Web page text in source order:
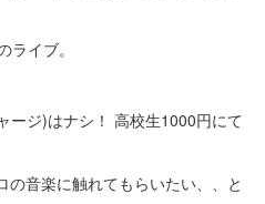
ライブ。
ージ)はナシ！ 高校生1000円にて
音楽に触れてもらいたい、、と